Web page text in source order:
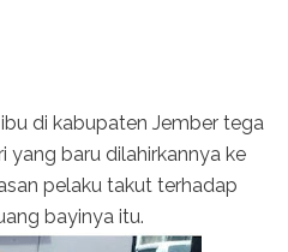
di kabupaten Jember tega
yang baru dilahirkannya ke
pelaku takut terhadap
bayinya itu.